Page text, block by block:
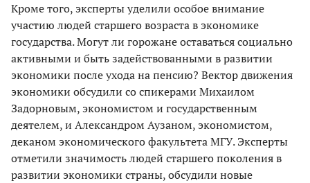
Кроме того, эксперты уделили особое внимание
участию людей старшего возраста в экономике
государства. Могут ли горожане оставаться социально
активными и быть задействованными в развитии
экономики после ухода на пенсию? Вектор движения
экономики обсудили со спикерами Михаилом
Задорновым, экономистом и государственным
деятелем, и Александром Аузаном, экономистом,
деканом экономического факультета МГУ. Эксперты
отметили значимость людей старшего поколения в
развитии экономики страны, обсудили новые